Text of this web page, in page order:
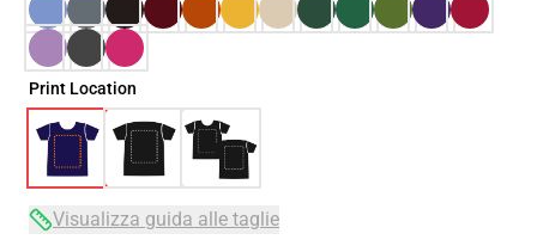
Print Location
Visualizza guida alle taglie